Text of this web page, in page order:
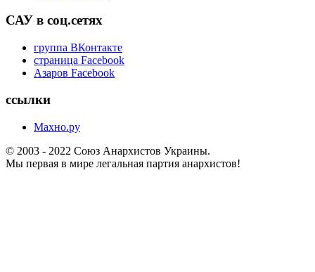
САУ в соц.сетях
группа ВКонтакте
страница Facebook
Азаров Facebook
ссылки
Махно.ру
© 2003 - 2022 Союз Анархистов Украины.
Мы первая в мире легальная партия анархистов!